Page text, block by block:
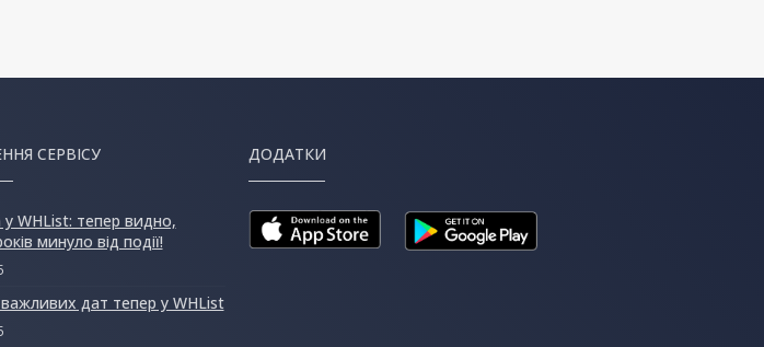
СЕРВІСУ
WHList: тепер видно,
минуло від події!
дат тепер у WHList
ДОДАТКИ